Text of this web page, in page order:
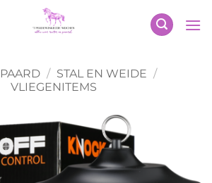
PAARD / STAL EN WEIDE /
VLIEGENITEMS